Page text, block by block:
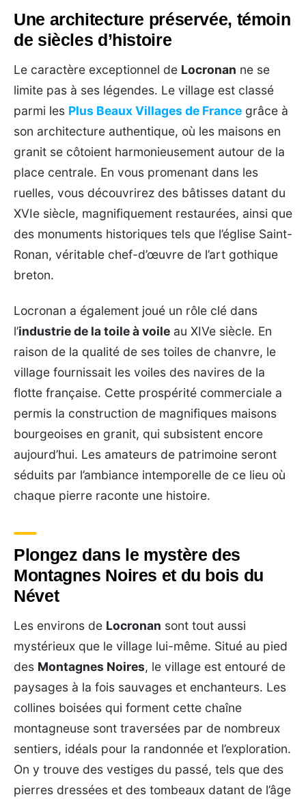
Une architecture préservée, témoin
de siècles d’histoire
Le caractère exceptionnel de Locronan ne se
limite pas à ses légendes. Le village est classé
parmi les Plus Beaux Villages de France grâce à
son architecture authentique, où les maisons en
granit se côtoient harmonieusement autour de la
place centrale. En vous promenant dans les
ruelles, vous découvrirez des bâtisses datant du
XVIe siècle, magnifiquement restaurées, ainsi que
des monuments historiques tels que l’église Saint-
Ronan, véritable chef-d’œuvre de l’art gothique
breton.
Locronan a également joué un rôle clé dans
l’industrie de la toile à voile au XIVe siècle. En
raison de la qualité de ses toiles de chanvre, le
village fournissait les voiles des navires de la
flotte française. Cette prospérité commerciale a
permis la construction de magnifiques maisons
bourgeoises en granit, qui subsistent encore
aujourd’hui. Les amateurs de patrimoine seront
séduits par l’ambiance intemporelle de ce lieu où
chaque pierre raconte une histoire.
Plongez dans le mystère des
Montagnes Noires et du bois du
Névet
Les environs de Locronan sont tout aussi
mystérieux que le village lui-même. Situé au pied
des Montagnes Noires, le village est entouré de
paysages à la fois sauvages et enchanteurs. Les
collines boisées qui forment cette chaîne
montagneuse sont traversées par de nombreux
sentiers, idéals pour la randonnée et l’exploration.
On y trouve des vestiges du passé, tels que des
pierres dressées et des tombeaux datant de l’âge